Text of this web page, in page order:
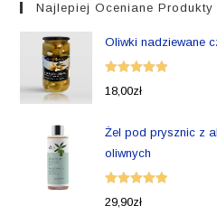
Najlepiej Oceniane Produkty
Oliwki nadziewane
Oceniono
18,00zł
Żel pod prysznic z
oliwnych
Oceniono
29,90zł